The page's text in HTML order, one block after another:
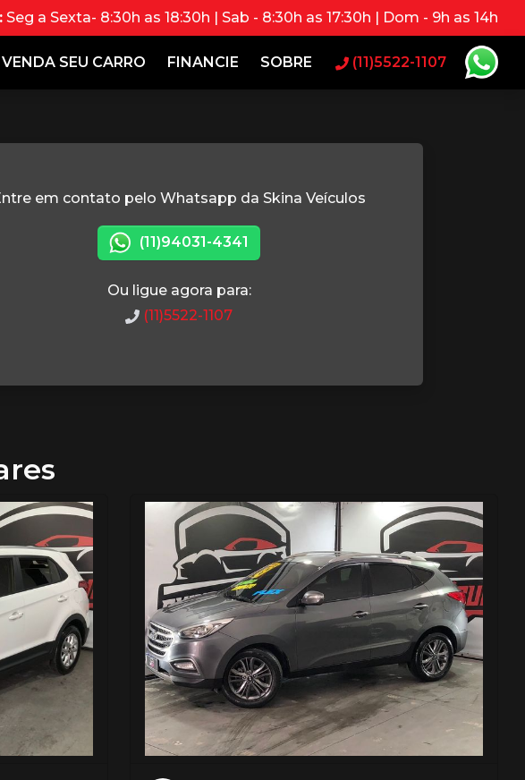
Seg a Sexta- 8:30h as 18:30h | Sab - 8:30h as 17:30h | Dom - 9h as 14h
VENDA SEU CARRO FINANCIE SOBRE (11)5522-1107
em contato pelo Whatsapp da Skina Veículos
(11)94031-4341
Ou ligue agora para:
(11)5522-1107